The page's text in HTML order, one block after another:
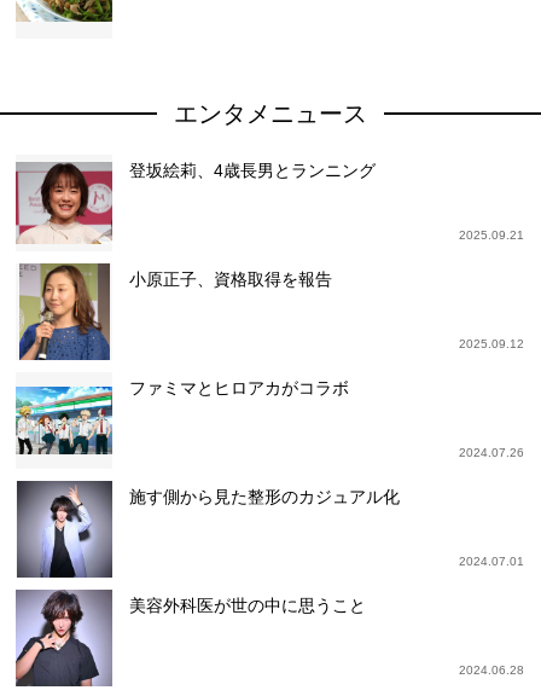
エンタメニュース
登坂絵莉、4歳長男とランニング
2025.09.21
小原正子、資格取得を報告
2025.09.12
ファミマとヒロアカがコラボ
2024.07.26
施す側から見た整形のカジュアル化
2024.07.01
美容外科医が世の中に思うこと
2024.06.28